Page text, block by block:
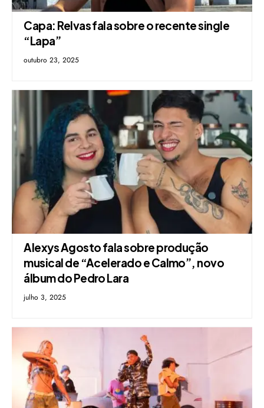
Capa: Relvas fala sobre o recente single
“Lapa”
outubro 23, 2025
Alexys Agosto fala sobre produção
musical de “Acelerado e Calmo”, novo
álbum do Pedro Lara
julho 3, 2025